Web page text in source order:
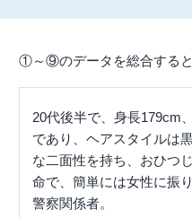
①～⑨のデータを総合する
20代後半で、身長179cm
であり、ヘアスタイルは
な二面性を持ち、おひつ
命で、簡単には女性に振
警察関係者。